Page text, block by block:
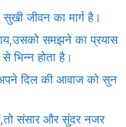
जीवन का मार्ग है।
समझने का प्रयास
भिन्न होता है।
दिल की आवाज को सुन
संसार और सुंदर नजर